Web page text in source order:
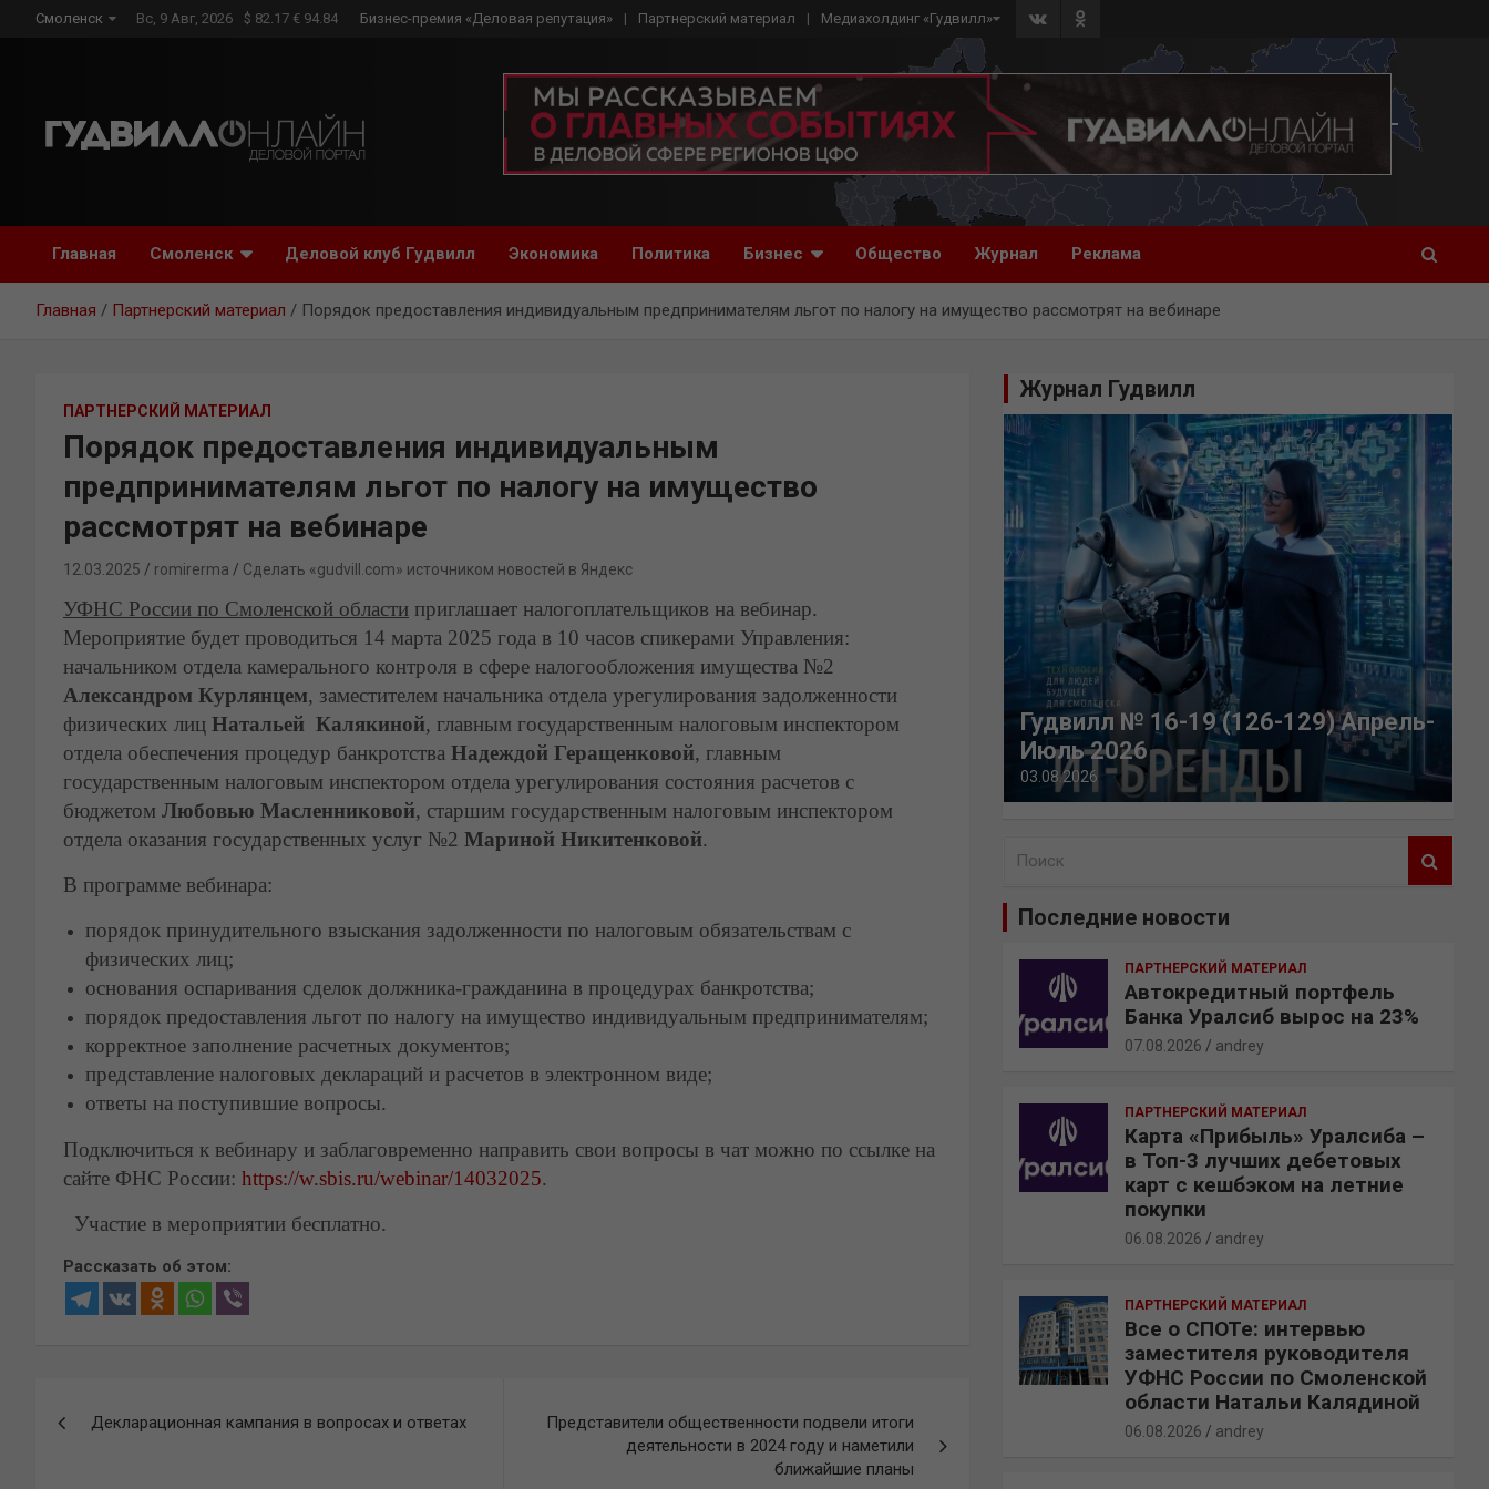
Смоленск Вс, 9 Авг, 2026 $ 82.17 € 94.84 Бизнес-премия «Деловая репутация» Партнерский материал Медиахолдинг «Гудвилл»
Главная Смоленск Деловой клуб Гудвилл Экономика Политика Бизнес Общество Журнал Реклама
Главная Партнерский материал Порядок предоставления индивидуальным предпринимателям льгот по налогу на имущество рассмотрят на вебинаре
ПАРТНЕРСКИЙ МАТЕРИАЛ
Порядок предоставления индивидуальным
предпринимателям льгот по налогу на имущество
рассмотрят на вебинаре
12.03.2025 romirerma Сделать «gudvill.com» источником новостей в Яндекс
УФНС России по Смоленской области приглашает налогоплательщиков на вебинар.
Мероприятие будет проводиться 14 марта 2025 года в 10 часов спикерами Управления:
начальником отдела камерального контроля в сфере налогообложения имущества №2
Александром Курлянцем, заместителем начальника отдела урегулирования задолженности
физических лиц Натальей Калякиной, главным государственным налоговым инспектором
отдела обеспечения процедур банкротства Надеждой Геращенковой, главным
государственным налоговым инспектором отдела урегулирования состояния расчетов с
бюджетом Любовью Масленниковой, старшим государственным налоговым инспектором
отдела оказания государственных услуг №2 Мариной Никитенковой.
В программе вебинара:
порядок принудительного взыскания задолженности по налоговым обязательствам с
физических лиц;
основания оспаривания сделок должника-гражданина в процедурах банкротства;
порядок предоставления льгот по налогу на имущество индивидуальным предпринимателям;
корректное заполнение расчетных документов;
представление налоговых деклараций и расчетов в электронном виде;
ответы на поступившие вопросы.
Подключиться к вебинару и заблаговременно направить свои вопросы в чат можно по ссылке на
сайте ФНС России: https://w.sbis.ru/webinar/14032025.
Участие в мероприятии бесплатно.
Рассказать об этом:
Декларационная кампания в вопросах и ответах
Представители общественности подвели итоги
деятельности в 2024 году и наметили
ближайшие планы
Журнал Гудвилл
Гудвилл № 16-19 (126-129) Апрель-
Июль 2026
03.08.2026
Последние новости
ПАРТНЕРСКИЙ МАТЕРИАЛ
Автокредитный портфель
Банка Уралсиб вырос на 23%
07.08.2026 andrey
ПАРТНЕРСКИЙ МАТЕРИАЛ
Карта «Прибыль» Уралсиба –
в Топ-3 лучших дебетовых
карт с кешбэком на летние
покупки
06.08.2026 andrey
ПАРТНЕРСКИЙ МАТЕРИАЛ
Все о СПОТе: интервью
заместителя руководителя
УФНС России по Смоленской
области Натальи Калядиной
06.08.2026 andrey